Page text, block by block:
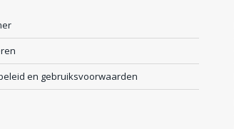
en gebruiksvoorwaarden